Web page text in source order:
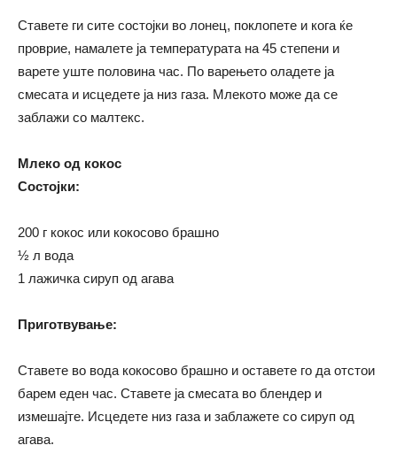
Ставете ги сите состојки во лонец, поклопете и кога ќе
проврие, намалете ја температурата на 45 степени и
варете уште половина час. По варењето оладете ја
смесата и исцедете ја низ газа. Млекото може да се
заблажи со малтекс.
Млеко од кокос
Состојки:
200 г кокос или кокосово брашно
½ л вода
1 лажичка сируп од агава
Приготвување:
Ставете во вода кокосово брашно и оставете го да отстои
барем еден час. Ставете ја смесата во блендер и
измешајте. Исцедете низ газа и заблажете со сируп од
агава.